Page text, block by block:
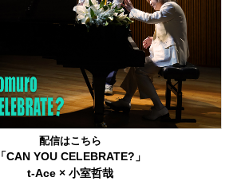
配信はこちら
「CAN YOU CELEBRATE?」
t-Ace × 小室哲哉